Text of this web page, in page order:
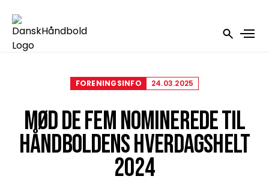
FORENINGSINFO 24.03.2025
MØD DE FEM NOMINEREDE TIL
HÅNDBOLDENS HVERDAGSHELT
2024